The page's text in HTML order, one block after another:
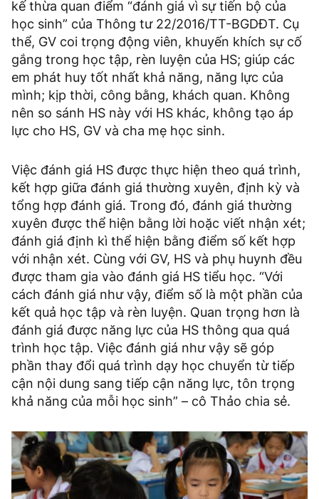
kế thừa quan điểm “đánh giá vì sự tiến bộ của
học sinh” của Thông tư 22/2016/TT-BGDĐT. Cụ
thể, GV coi trọng động viên, khuyến khích sự cố
gắng trong học tập, rèn luyện của HS; giúp các
em phát huy tốt nhất khả năng, năng lực của
mình; kịp thời, công bằng, khách quan. Không
nên so sánh HS này với HS khác, không tạo áp
lực cho HS, GV và cha mẹ học sinh.
Việc đánh giá HS được thực hiện theo quá trình,
kết hợp giữa đánh giá thường xuyên, định kỳ và
tổng hợp đánh giá. Trong đó, đánh giá thường
xuyên được thể hiện bằng lời hoặc viết nhận xét;
đánh giá định kì thể hiện bằng điểm số kết hợp
với nhận xét. Cùng với GV, HS và phụ huynh đều
được tham gia vào đánh giá HS tiểu học. “Với
cách đánh giá như vậy, điểm số là một phần của
kết quả học tập và rèn luyện. Quan trọng hơn là
đánh giá được năng lực của HS thông qua quá
trình học tập. Việc đánh giá như vậy sẽ góp
phần thay đổi quá trình dạy học chuyển từ tiếp
cận nội dung sang tiếp cận năng lực, tôn trọng
khả năng của mỗi học sinh” – cô Thảo chia sẻ.